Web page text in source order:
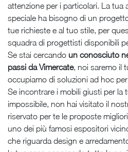
attenzione per i particolari. La tua
speciale ha bisogno di un
tue richieste e al tuo stile, per
squadra di progettisti disponibili
Se stai cercando un conosciuto
passi da Vimercate, noi saremo il
occupiamo di soluzioni ad hoc
Se incontrare i mobili giusti per la
impossibile, non hai visitato il
riservato per te le proposte
uno dei più famosi espositori
che riguarda design e